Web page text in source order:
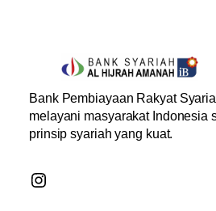
Bank Pembiayaan Rakyat
melayani masyarakat Indonesia
prinsip syariah yang kuat.
Instagram